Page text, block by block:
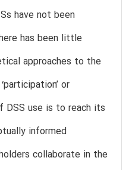
have not been
has been little
approaches to the
or
DSS use is to reach its
informed
collaborate in the